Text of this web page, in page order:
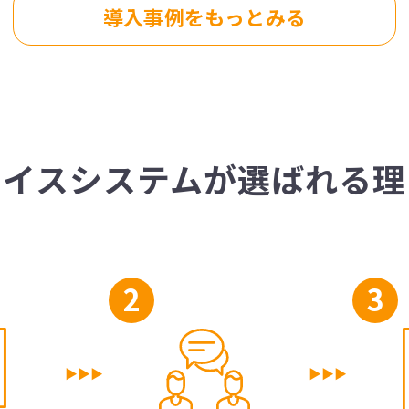
導入事例をもっとみる
スシステムが選ばれる